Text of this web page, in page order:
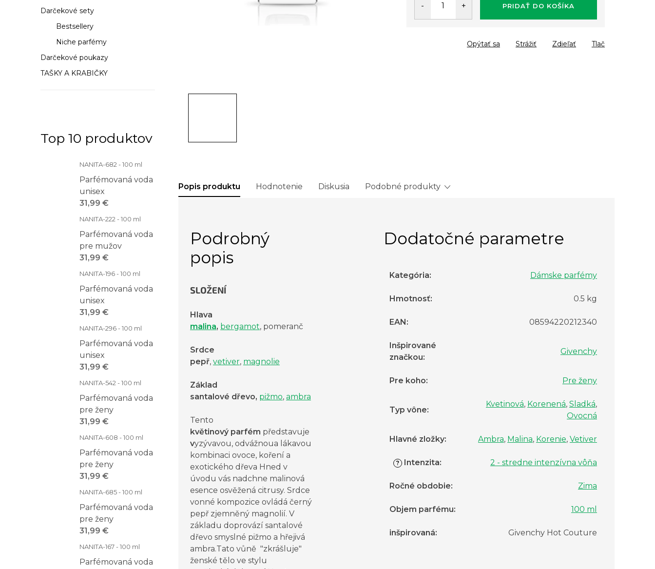
Darčekové sety
Bestsellery
Niche parfémy
Darčekové poukazy
TAŠKY A KRABIČKY
Top 10 produktov
NANITA-682 - 100 ml
Parfémovaná voda
unisex
31,99 €
NANITA-222 - 100 ml
Parfémovaná voda
pre mužov
31,99 €
NANITA-196 - 100 ml
Parfémovaná voda
unisex
31,99 €
NANITA-296 - 100 ml
Parfémovaná voda
unisex
31,99 €
NANITA-542 - 100 ml
Parfémovaná voda
pre ženy
31,99 €
NANITA-608 - 100 ml
Parfémovaná voda
pre ženy
31,99 €
NANITA-685 - 100 ml
Parfémovaná voda
pre ženy
31,99 €
NANITA-167 - 100 ml
Parfémovaná voda
PRIDAŤ DO KOŠÍKA
Tlač
Opýtať sa Strážiť Zdieľať
Popis produktu Hodnotenie Diskusia Podobné produkty
Podrobný
popis
SLOŽENÍ
Hlava
malina, bergamot, pomeranč
Srdce
pepř, vetiver, magnolie
Základ
santalové dřevo, pižmo, ambra
Tento
květinový parfém představuje
vyzývavou, odvážnoua lákavou
kombinaci ovoce, koření a
exotického dřeva Hned v
úvodu vás nadchne malinová
esence osvěžená citrusy. Srdce
vonné kompozice ovládá černý
pepř zjemněný magnolií. V
základu doprovází santalové
dřevo smyslné pižmo a hřejivá
ambra.Tato vůně "zkrášluje"
ženské tělo ve stylu
Dodatočné parametre
Kategória: Dámske parfémy
Hmotnosť: 0.5 kg
EAN : 08594220212340
Inšpirované
značkou:
Givenchy
Pre koho: Pre ženy
Typ vône:
Kvetinová, Korenená, Sladká,
Ovocná
Hlavné zložky: Ambra, Malina, Korenie, Vetiver
? Intenzita: 2 - stredne intenzívna vôňa
Ročné obdobie: Zima
Objem parfému: 100 ml
inšpirovaná: Givenchy Hot Couture